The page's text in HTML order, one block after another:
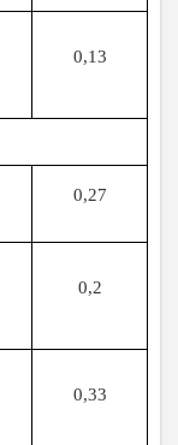
0,13
0,27
0,2
0,33